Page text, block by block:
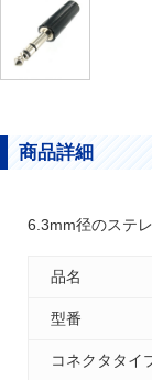
商品詳細
6.3mm径のステ
品名
型番
コネクタタイ